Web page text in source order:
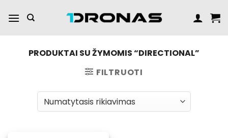
turinį
PRODUKTAI SU ŽYMOMIS “DIRECTIONAL”
FILTRUOTI